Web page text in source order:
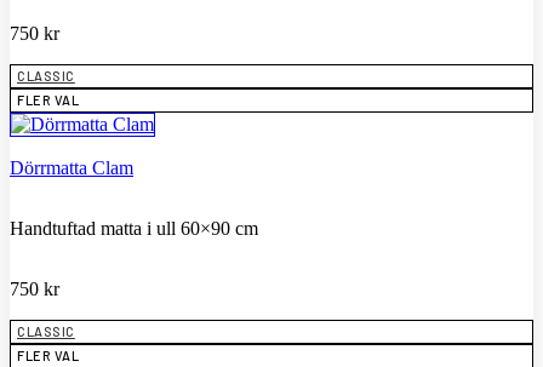
750 kr
CLASSIC
FLER VAL
Dörrmatta Clam
Handtuftad matta i ull 60×90 cm
750 kr
CLASSIC
FLER VAL